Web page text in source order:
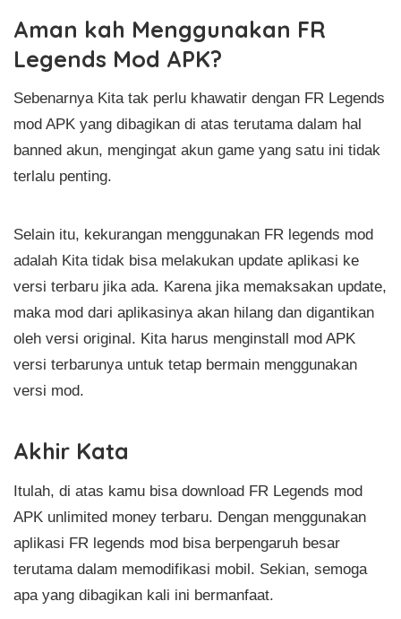
Aman kah Menggunakan FR
Legends Mod APK?
Sebenarnya Kita tak perlu khawatir dengan FR Legends
mod APK yang dibagikan di atas terutama dalam hal
banned akun, mengingat akun game yang satu ini tidak
terlalu penting.
Selain itu, kekurangan menggunakan FR legends mod
adalah Kita tidak bisa melakukan update aplikasi ke
versi terbaru jika ada. Karena jika memaksakan update,
maka mod dari aplikasinya akan hilang dan digantikan
oleh versi original. Kita harus menginstall mod APK
versi terbarunya untuk tetap bermain menggunakan
versi mod.
Akhir Kata
Itulah, di atas kamu bisa download FR Legends mod
APK unlimited money terbaru. Dengan menggunakan
aplikasi FR legends mod bisa berpengaruh besar
terutama dalam memodifikasi mobil. Sekian, semoga
apa yang dibagikan kali ini bermanfaat.